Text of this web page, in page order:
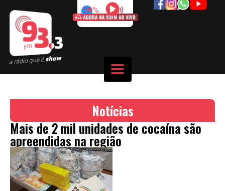
50%
Notícias
Mais de 2 mil unidades de cocaína são
apreendidas na região